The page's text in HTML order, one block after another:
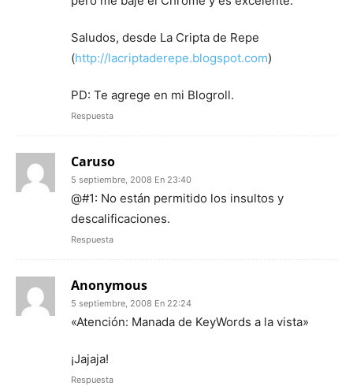
Saludos, desde La Cripta de Repe
(http://lacriptaderepe.blogspot.com)
PD: Te agrege en mi Blogroll.
Respuesta
Caruso
5 septiembre, 2008 En 23:40
@#1: No están permitido los insultos y
descalificaciones.
Respuesta
Anonymous
5 septiembre, 2008 En 22:24
«Atención: Manada de KeyWords a la vista»
¡Jajaja!
Respuesta